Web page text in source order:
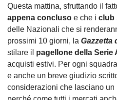
Questa mattina, sfruttando il
appena concluso e che i club
delle Nazionali che si
prossimi 10 giorni, la Gazzetta
stilare il pagellone della Serie
acquisti estivi. Per ogni
e anche un breve giudizio
considerazioni che lasciano un